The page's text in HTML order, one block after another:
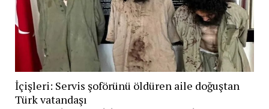
İçişleri: Servis şoförünü öldüren aile doğuştan
Türk vatandaşı